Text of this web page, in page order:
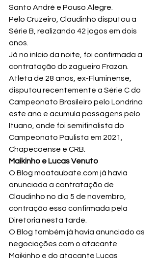
Santo André e Pouso Alegre.
Pelo Cruzeiro, Claudinho disputou a
Série B, realizando 42 jogos em dois
anos.
Já no início da noite, foi confirmada a
contratação do zagueiro Frazan.
Atleta de 28 anos, ex-Fluminense,
disputou recentemente a Série C do
Campeonato Brasileiro pelo Londrina
este ano e acumula passagens pelo
Ituano, onde foi semifinalista do
Campeonato Paulista em 2021,
Chapecoense e CRB.
Maikinho e Lucas Venuto
O Blog moataubate.com já havia
anunciada a contratação de
Claudinho no dia 5 de novembro,
contração essa confirmada pela
Diretoria nesta tarde.
O Blog também já havia anunciado as
negociações com o atacante
Maikinho e do atacante Lucas